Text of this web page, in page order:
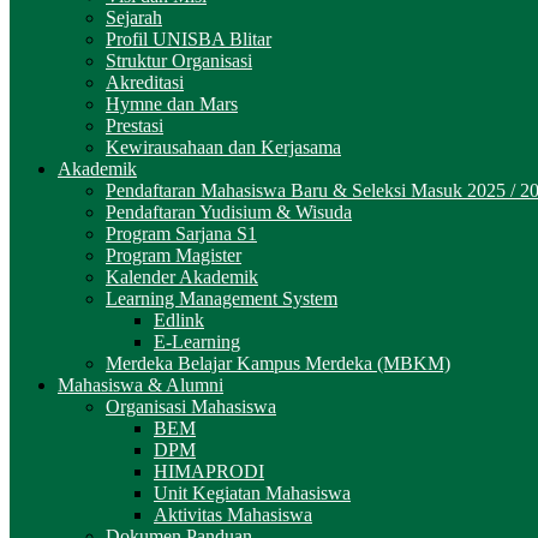
Sejarah
Profil UNISBA Blitar
Struktur Organisasi
Akreditasi
Hymne dan Mars
Prestasi
Kewirausahaan dan Kerjasama
Akademik
Pendaftaran Mahasiswa Baru & Seleksi Masuk 2025 /
Pendaftaran Yudisium & Wisuda
Program Sarjana S1
Program Magister
Kalender Akademik
Learning Management System
Edlink
E-Learning
Merdeka Belajar Kampus Merdeka (MBKM)
Mahasiswa & Alumni
Organisasi Mahasiswa
BEM
DPM
HIMAPRODI
Unit Kegiatan Mahasiswa
Aktivitas Mahasiswa